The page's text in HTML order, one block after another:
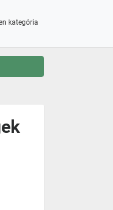
kategória